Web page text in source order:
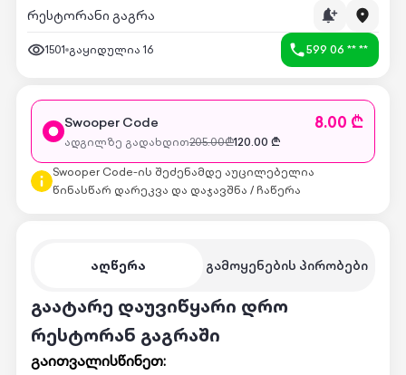
რესტორანი გაგრა
1501 გაყიდულია 16 599 06 ** **
აღწერა გამოყენების პირობები
გაატარე დაუვიწყარი დრო
რესტორან გაგრაში
გაითვალისწინეთ:
Swooper Code 8.00 ₾
ადგილზე გადახდით205.00₾120.00 ₾
Swooper Code-ის შეძენამდე აუცილებელია
წინასწარ დარეკვა და დაჯავშნა / ჩაწერა